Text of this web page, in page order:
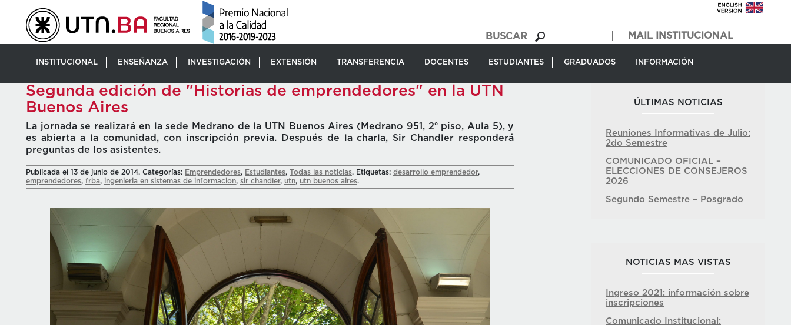
MAIL INSTITUCIONAL
INSTITUCIONAL ENSEÑANZA INVESTIGACIÓN EXTENSIÓN TRANSFERENCIA DOCENTES ESTUDIANTES GRADUADOS INFORMACIÓN
Segunda edición de "Historias de emprendedores" en la UTN
Buenos Aires
La jornada se realizará en la sede Medrano de la UTN Buenos Aires (Medrano 951, 2º piso, Aula 5), y
es abierta a la comunidad, con inscripción previa. Después de la charla, Sir Chandler responderá
preguntas de los asistentes.
Publicada el 13 de junio de 2014. Categorías: Emprendedores, Estudiantes, Todas las noticias. Etiquetas: desarrollo emprendedor,
emprendedores, frba, ingenieria en sistemas de informacion, sir chandler, utn, utn buenos aires.
ÚLTIMAS NOTICIAS
Reuniones Informativas de Julio:
2do Semestre
COMUNICADO OFICIAL –
ELECCIONES DE CONSEJEROS
2026
Segundo Semestre – Posgrado
NOTICIAS MAS VISTAS
Ingreso 2021: información sobre
inscripciones
Comunicado Institucional: